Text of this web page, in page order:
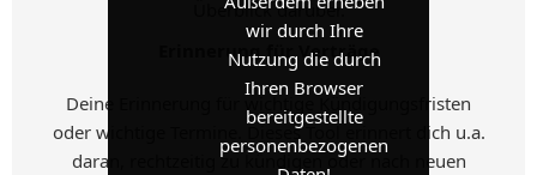
wir durch Ihre
Nutzung die durch
Ihren Browser
bereitgestellte
personenbezogenen
Überblick darüber.
Erinnerung für Verträge
Deine Erinnerung für wichtige Kündigungsfristen
oder wichtige Termine. Dieses Tool erinnert dich u.a.
daran, rechtzeitig zu kündigen oder nach neuen